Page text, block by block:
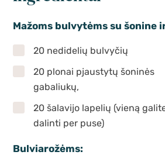
Mažoms bulvytėms su šonine
20 nedidelių bulvyčių
20 plonai pjaustytų šoninės
gabaliukų,
20 šalavijo lapelių (vieną
dalinti per puse)
Bulviarožėms: